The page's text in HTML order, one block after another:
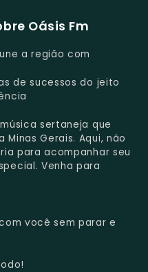
Oásis Fm
a região com
de sucessos do jeito
sertaneja que
Gerais. Aqui, não
para acompanhar seu
Venha para
você sem parar e